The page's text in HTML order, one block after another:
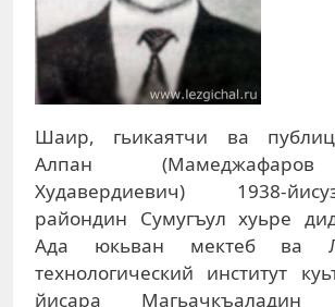
Шаир, гьикаятчи ва
Алпан
Худавердиевич) 1938-
райондин Сумугъул хуьре
Ада юкьван мектеб ва
технологический институт
йисара Магьачкъаладин